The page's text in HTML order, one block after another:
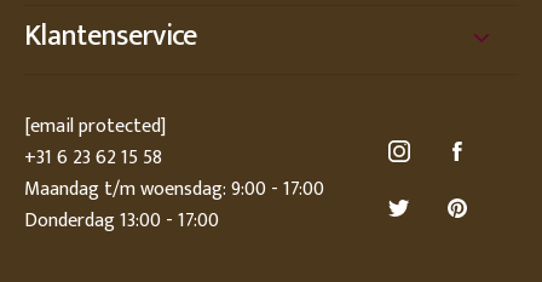
Klantenservice
[email protected]
+31 6 23 62 15 58
Maandag t/m woensdag: 9:00 - 17:00
Donderdag 13:00 - 17:00